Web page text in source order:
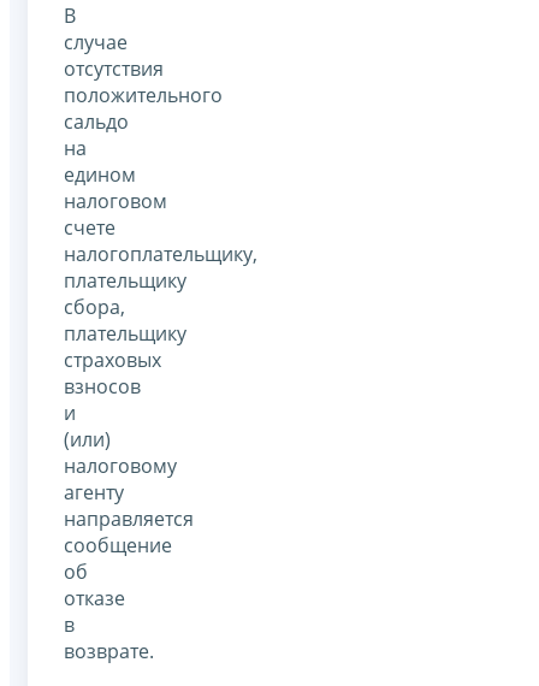
В
случае
отсутствия
положительного
сальдо
на
едином
налоговом
счете
налогоплательщику,
плательщику
сбора,
плательщику
страховых
взносов
и
(или)
налоговому
агенту
направляется
сообщение
об
отказе
в
возврате.